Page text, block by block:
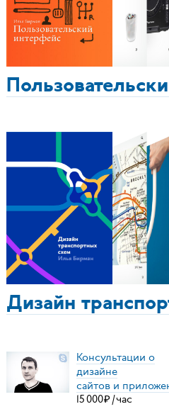
Дизайн
Консультации о
дизайне
сайтов и
15000₽ /час